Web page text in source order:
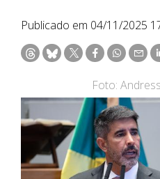
Publicado em 04/11/2025
Foto: